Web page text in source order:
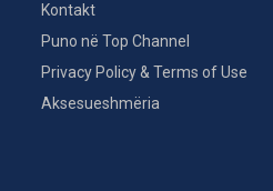
Kontakt
Puno në Top Channel
Privacy Policy & Terms of Use
Aksesueshmëria